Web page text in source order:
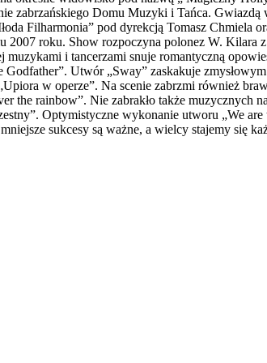
zabrzańskiego Domu Muzyki i Tańca. Gwiazdą
Filharmonia” pod dyrekcją Tomasz Chmiela
2007 roku. Show rozpoczyna polonez W. Kilara
i tancerzami snuje romantyczną
Utwór „Sway” zaskakuje
w operze”. Na scenie zabrzmi również
the rainbow”. Nie zabrakło także muzycznych
Optymistyczne wykonanie utworu „We are
sukcesy są ważne, a wielcy stajemy się